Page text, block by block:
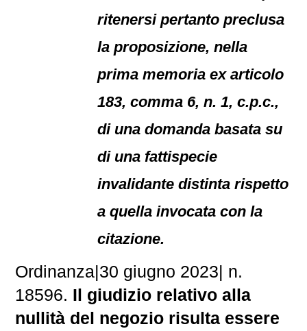
ritenersi pertanto preclusa
la proposizione, nella
prima memoria ex articolo
183, comma 6, n. 1, c.p.c.,
di una domanda basata su
di una fattispecie
invalidante distinta rispetto
a quella invocata con la
citazione.
Ordinanza|30 giugno 2023| n.
18596. Il giudizio relativo alla
nullità del negozio risulta essere